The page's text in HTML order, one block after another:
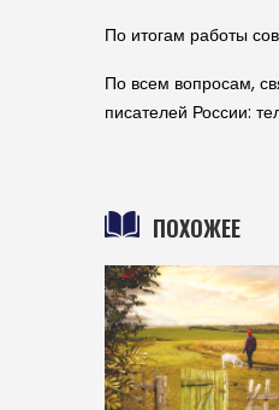
По итогам работы
По всем вопросам,
писателей России:
ПОХОЖЕЕ